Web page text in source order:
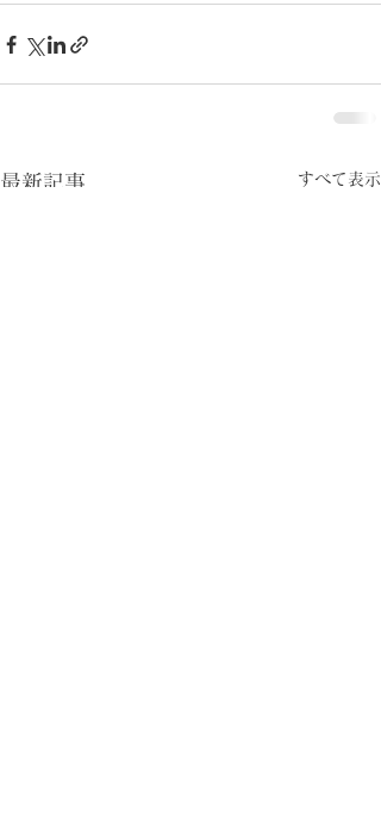
最新記事 すべて表示